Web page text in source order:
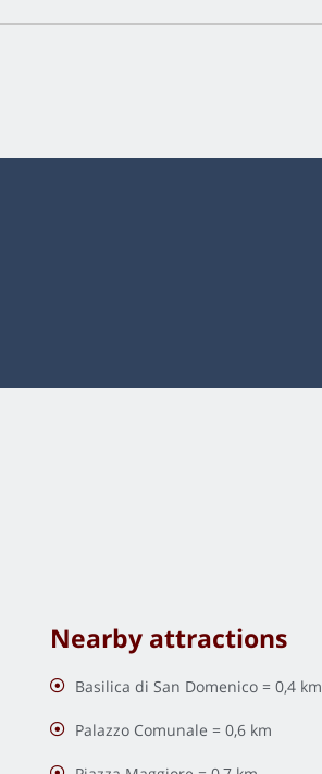
Nearby attractions
Basilica di San Domenico = 0,4 km
Palazzo Comunale = 0,6 km